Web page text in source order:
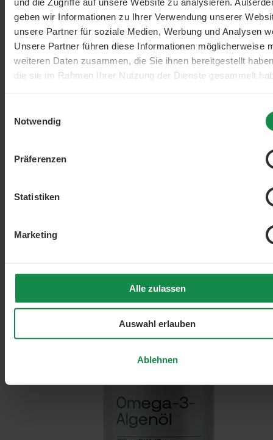
geben wir Informationen zu Ihrer Verwendung unserer
unsere Partner für soziale Medien, Werbung und Analysen
Unsere Partner führen diese Informationen möglicherweise
weiteren Daten zusammen, die Sie ihnen bereitgestellt
die sie im Rahmen Ihrer Nutzung der Dienste gesammelt
Notwendig
Präferenzen
Statistiken
Marketing
Alle zulassen
Auswahl erlauben
Ablehnen
Filter hinzufügen: Minimum Bewertung von 1 von 5 Sternen